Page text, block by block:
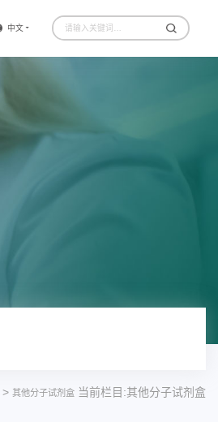
中文
> 其他分子试剂盒 当前栏目:其他分子试剂盒